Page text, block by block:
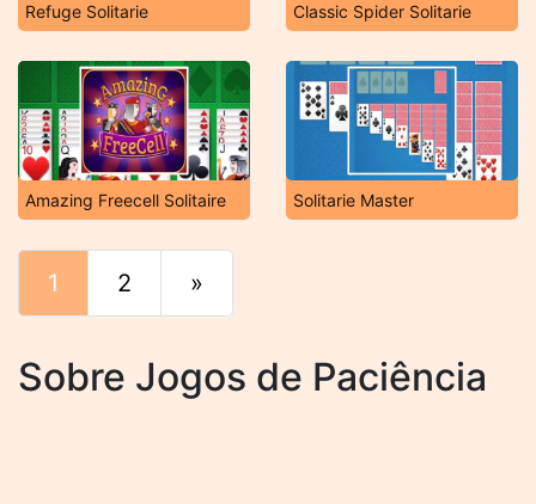
Refuge Solitarie Classic Spider Solitarie
Amazing Freecell Solitaire Solitarie Master
1 2 »
Sobre Jogos de Paciência